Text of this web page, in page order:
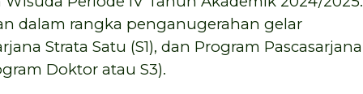
dalam rangka penganugerahan gelar
Strata Satu (S1), dan Program Pascasarjana
Doktor atau S3).